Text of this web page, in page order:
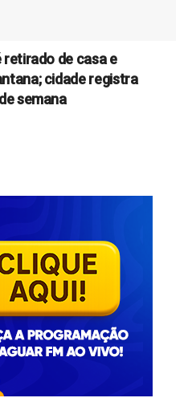
de casa e
cidade registra
semana